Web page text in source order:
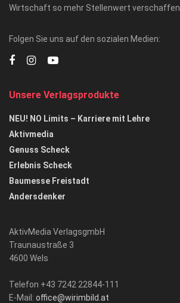
Wirtschaft so mehr Stellenwert verschaffen.
Folgen Sie uns auf den sozialen Medien:
Unsere Verlagsprodukte
NEU! NO Limits – Karriere mit Lehre
Aktivmedia
Genuss Scheck
Erlebnis Scheck
Baumesse Freistadt
Andersdenker
AktivMedia VerlagsgmbH
Traunaustraße 3
4600 Wels
Telefon +43 7242 22844-111
E-Mail: office@wirimbild.at